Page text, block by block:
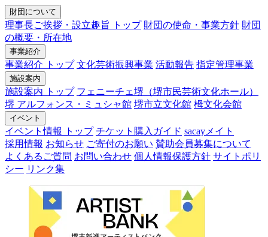
財団について
理事長ご挨拶・設立趣旨 トップ 財団の使命・事業方針 財団
の概要・所在地
事業紹介
事業紹介 トップ 文化芸術振興事業 活動報告 指定管理事業
施設案内
施設案内 トップ フェニーチェ堺（堺市民芸術文化ホール）
堺 アルフォンス・ミュシャ館 堺市立文化館 栂文化会館
イベント
イベント情報 トップ チケット購入ガイド sacayメイト
採用情報 お知らせ ご寄付のお願い 賛助会員募集について
よくあるご質問 お問い合わせ 個人情報保護方針 サイトポリ
シー リンク集